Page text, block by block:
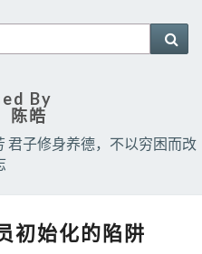
By
陈皓
君子修身养德，不以穷困而改
初始化的陷阱